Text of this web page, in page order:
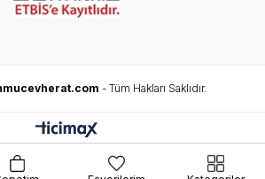
- Tüm Hakları Saklıdır.